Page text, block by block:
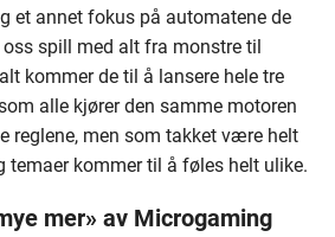
et annet fokus på automatene de
spill med alt fra monstre til
kommer de til å lansere hele tre
alle kjører den samme motoren
reglene, men som takket være helt
temaer kommer til å føles helt ulike.
mer» av Microgaming